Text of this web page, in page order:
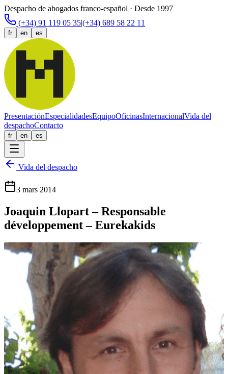
Despacho de abogados franco-español · Desde 1997
(+34) 91 119 05 35|(+34) 689 58 22 11
fr en es
PresentaciónEspecialidadesEquipoOficinasInternacionalVida del
despachoContacto
fr en es
Vida del despacho
3 mars 2014
Joaquin Llopart – Responsable
développement – Eurekakids